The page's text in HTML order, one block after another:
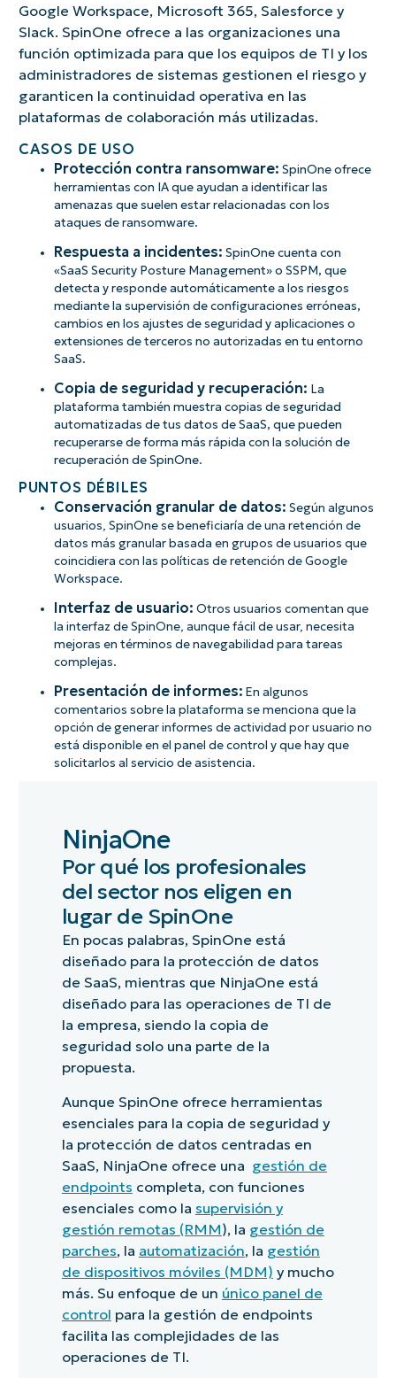
Google Workspace, Microsoft 365, Salesforce y
Slack. SpinOne ofrece a las organizaciones una
función optimizada para que los equipos de TI y los
administradores de sistemas gestionen el riesgo y
garanticen la continuidad operativa en las
plataformas de colaboración más utilizadas.
CASOS DE USO
Protección contra ransomware: SpinOne ofrece
herramientas con IA que ayudan a identificar las
amenazas que suelen estar relacionadas con los
ataques de ransomware.
Respuesta a incidentes: SpinOne cuenta con
«SaaS Security Posture Management» o SSPM, que
detecta y responde automáticamente a los riesgos
mediante la supervisión de configuraciones erróneas,
cambios en los ajustes de seguridad y aplicaciones o
extensiones de terceros no autorizadas en tu entorno
SaaS.
Copia de seguridad y recuperación: La
plataforma también muestra copias de seguridad
automatizadas de tus datos de SaaS, que pueden
recuperarse de forma más rápida con la solución de
recuperación de SpinOne.
PUNTOS DÉBILES
Conservación granular de datos: Según algunos
usuarios, SpinOne se beneficiaría de una retención de
datos más granular basada en grupos de usuarios que
coincidiera con las políticas de retención de Google
Workspace.
Interfaz de usuario: Otros usuarios comentan que
la interfaz de SpinOne, aunque fácil de usar, necesita
mejoras en términos de navegabilidad para tareas
complejas.
Presentación de informes: En algunos
comentarios sobre la plataforma se menciona que la
opción de generar informes de actividad por usuario no
está disponible en el panel de control y que hay que
solicitarlos al servicio de asistencia.
NinjaOne
Por qué los profesionales
del sector nos eligen en
lugar de SpinOne
En pocas palabras, SpinOne está
diseñado para la protección de datos
de SaaS, mientras que NinjaOne está
diseñado para las operaciones de TI de
la empresa, siendo la copia de
seguridad solo una parte de la
propuesta.
Aunque SpinOne ofrece herramientas
esenciales para la copia de seguridad y
la protección de datos centradas en
SaaS, NinjaOne ofrece una gestión de
endpoints completa, con funciones
esenciales como la supervisión y
gestión remotas (RMM), la gestión de
parches, la automatización, la gestión
de dispositivos móviles (MDM) y mucho
más. Su enfoque de un único panel de
control para la gestión de endpoints
facilita las complejidades de las
operaciones de TI.